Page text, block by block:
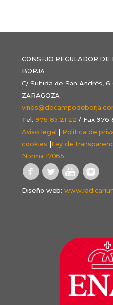
CONSEJO REGULADOR
BORJA
C/ Subida de San Andrés,
ZARAGOZA
Tel. 976 85 21 22 / Fax 976
Aviso legal | Política de
cookies |Ley de
Norma 17065
Diseño web: